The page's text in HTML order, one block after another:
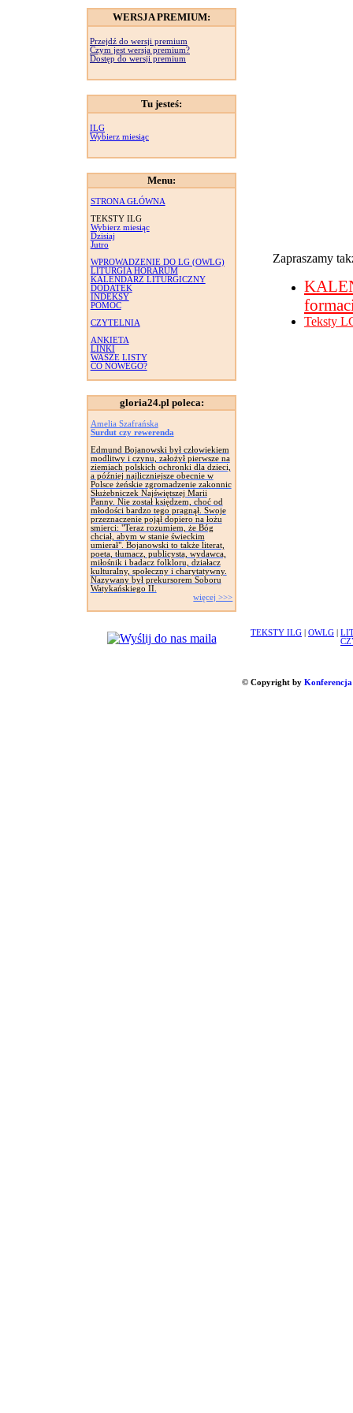
WERSJA PREMIUM:
Przejdź do wersji premium
Czym jest wersja premium?
Dostęp do wersji premium
Tu jesteś:
ILG
Wybierz miesiąc
Menu:
STRONA GŁÓWNA
TEKSTY ILG
Wybierz miesiąc
Dzisiaj
Jutro
WPROWADZENIE DO LG (OWLG)
LITURGIA HORARUM
KALENDARZ LITURGICZNY
DODATEK
INDEKSY
POMOC
CZYTELNIA
ANKIETA
LINKI
WASZE LISTY
CO NOWEGO?
gloria24.pl poleca:
Amelia Szafrańska
Surdut czy rewerenda
Edmund Bojanowski był człowiekiem
modlitwy i czynu, założył pierwsze na
ziemiach polskich ochronki dla dzieci,
a później najliczniejsze obecnie w
Polsce żeńskie zgromadzenie zakonnic
Służebniczek Najświętszej Marii
Panny. Nie został księdzem, choć od
młodości bardzo tego pragnął. Swoje
przeznaczenie pojął dopiero na łożu
smierci: "Teraz rozumiem, że Bóg
chciał, abym w stanie świeckim
umierał". Bojanowski to także literat,
poeta, tłumacz, publicysta, wydawca,
miłośnik i badacz folkloru, działacz
kulturalny, społeczny i charytatywny.
Nazywany był prekursorem Soboru
Watykańskiego II.
więcej >>>
Zapraszamy
Teksty
TEKSTY ILG OWLG
© Copyright by Konferencja